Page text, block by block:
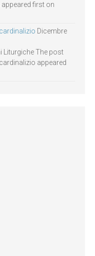
first on
Dicembre
Liturgiche The post
appeared